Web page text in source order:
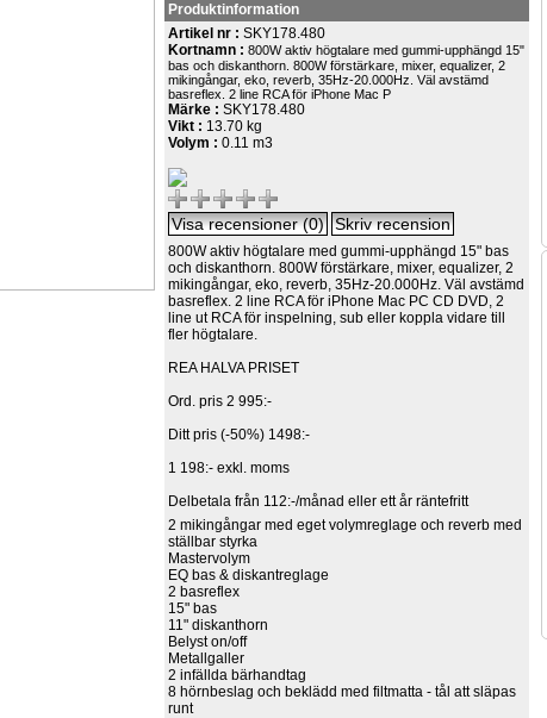
Produktinformation
Artikel nr :SKY178.480
Kortnamn :800W aktiv högtalare med gummi-upphängd 15"
bas och diskanthorn. 800W förstärkare, mixer, equalizer, 2
mikingångar, eko, reverb, 35Hz-20.000Hz. Väl avstämd
basreflex. 2 line RCA för iPhone Mac P
Märke :SKY178.480
Vikt : 13.70 kg
Volym :0.11 m3
800W aktiv högtalare med gummi-upphängd 15" bas
och diskanthorn. 800W förstärkare, mixer, equalizer, 2
mikingångar, eko, reverb, 35Hz-20.000Hz. Väl avstämd
basreflex. 2 line RCA för iPhone Mac PC CD DVD, 2
line ut RCA för inspelning, sub eller koppla vidare till
fler högtalare.
REA HALVA PRISET
Ord. pris 2 995:-
Ditt pris (-50%) 1498:-
1 198:- exkl. moms
Delbetala från 112:-/månad eller ett år räntefritt
2 mikingångar med eget volymreglage och reverb med
ställbar styrka
Mastervolym
EQ bas & diskantreglage
2 basreflex
15" bas
11" diskanthorn
Belyst on/off
Metallgaller
2 infällda bärhandtag
8 hörnbeslag och beklädd med filtmatta - tål att släpas
runt